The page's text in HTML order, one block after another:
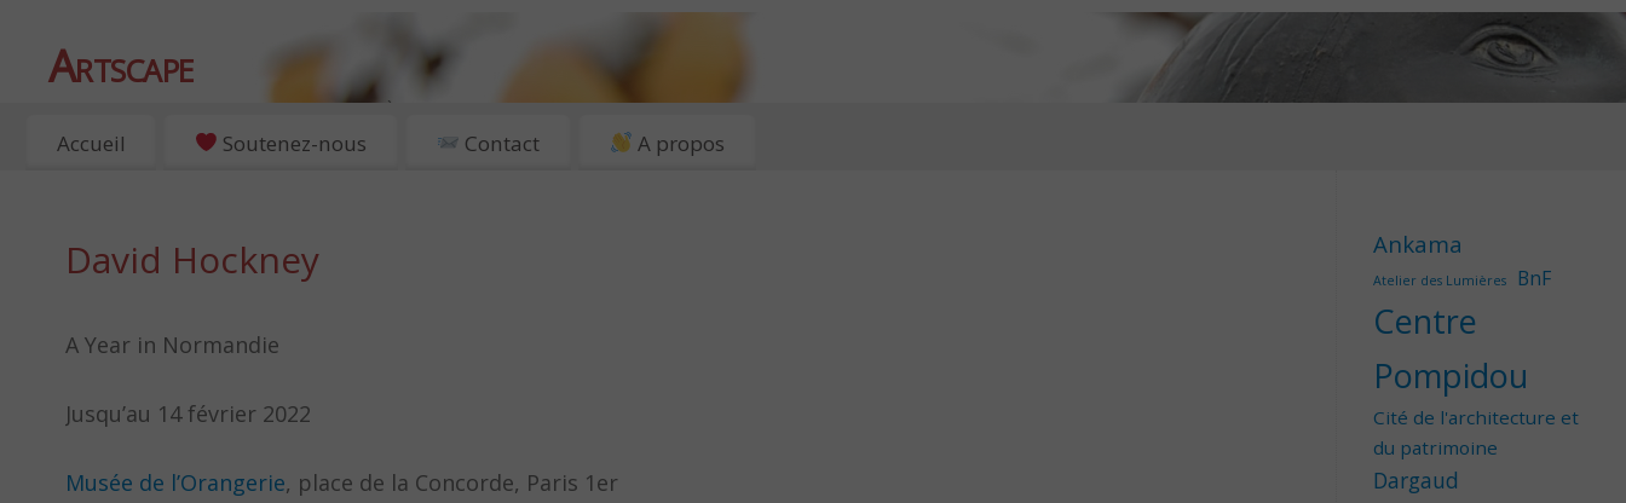
Artscape
EXPOSITIONS, ART ET CULTURE À PARIS
Accueil Soutenez-nous Contact A propos
David Hockney
A Year in Normandie
Jusqu’au 14 février 2022
Musée de l’Orangerie, place de la Concorde, Paris 1er
Ankama
Atelier des Lumières BnF
Centre
Pompidou
Cité de l'architecture et
du patrimoine
Dargaud